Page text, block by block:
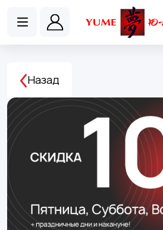
Назад